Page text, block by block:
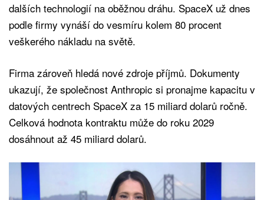
dalších technologií na oběžnou dráhu. SpaceX už dnes
podle firmy vynáší do vesmíru kolem 80 procent
veškerého nákladu na světě.
Firma zároveň hledá nové zdroje příjmů. Dokumenty
ukazují, že společnost Anthropic si pronajme kapacitu v
datových centrech SpaceX za 15 miliard dolarů ročně.
Celková hodnota kontraktu může do roku 2029
dosáhnout až 45 miliard dolarů.